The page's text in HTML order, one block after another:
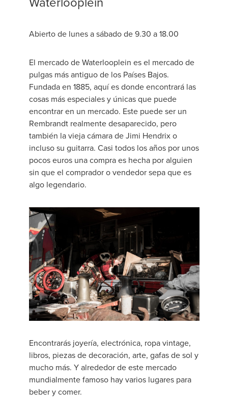
Abierto de lunes a sábado de 9.30 a 18.00
El mercado de Waterlooplein es el mercado de
pulgas más antiguo de los Países Bajos.
Fundada en 1885, aquí es donde encontrará las
cosas más especiales y únicas que puede
encontrar en un mercado. Este puede ser un
Rembrandt realmente desaparecido, pero
también la vieja cámara de Jimi Hendrix o
incluso su guitarra. Casi todos los años por unos
pocos euros una compra es hecha por alguien
sin que el comprador o vendedor sepa que es
algo legendario.
Encontrarás joyería, electrónica, ropa vintage,
libros, piezas de decoración, arte, gafas de sol y
mucho más. Y alrededor de este mercado
mundialmente famoso hay varios lugares para
beber y comer.